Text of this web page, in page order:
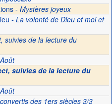
- Mystères joyeux
- La volonté de Dieu et moi et
suivies de la lecture du
suivies de la lecture du
des 1ers siècles 3/3